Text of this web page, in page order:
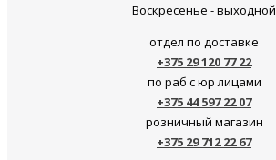
Воскресенье - выходной
отдел по доставке
+375 29 120 77 22
по раб с юр лицами
+375 44 597 22 07
розничный магазин
+375 29 712 22 67